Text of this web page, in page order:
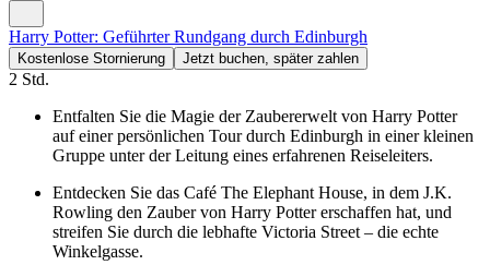
Harry Potter: Geführter Rundgang durch Edinburgh
Kostenlose Stornierung Jetzt buchen, später zahlen
2 Std.
Entfalten Sie die Magie der Zaubererwelt von Harry Potter
auf einer persönlichen Tour durch Edinburgh in einer kleinen
Gruppe unter der Leitung eines erfahrenen Reiseleiters.
Entdecken Sie das Café The Elephant House, in dem J.K.
Rowling den Zauber von Harry Potter erschaffen hat, und
streifen Sie durch die lebhafte Victoria Street – die echte
Winkelgasse.